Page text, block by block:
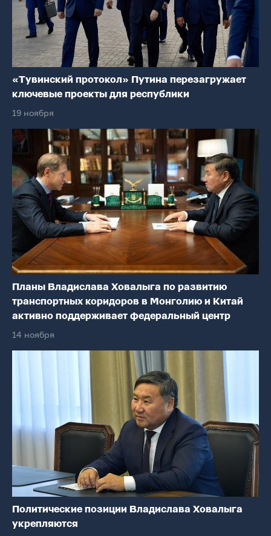
«Тувинский протокол» Путина перезагружает
ключевые проекты для республики
19 ноября
Планы Владислава Ховалыга по развитию
транспортных коридоров в Монголию и Китай
активно поддерживает федеральный центр
14 ноября
Политические позиции Владислава Ховалыга
укрепляются